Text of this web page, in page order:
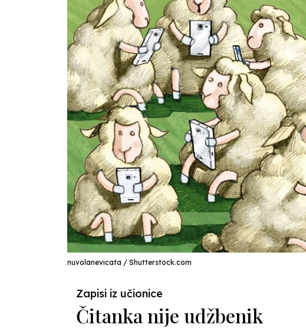
nuvolanevicata / Shutterstock.com
Zapisi iz učionice
Čitanka nije udžbenik